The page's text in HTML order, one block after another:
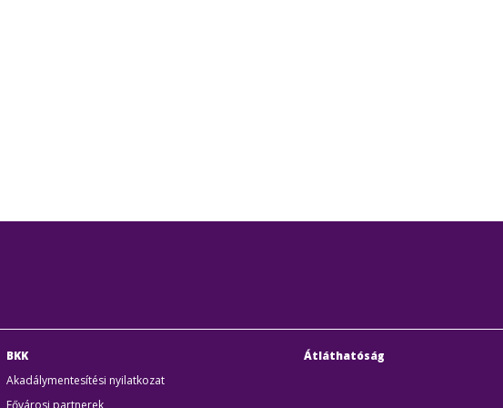
BKK
Akadálymentesítési nyilatkozat
Fővárosi partnerek
Átláthatóság